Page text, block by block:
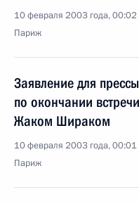
10 февраля 2003 года, 00:02
Париж
Заявление для
по окончании
Жаком Шираком
10 февраля 2003 года, 00:01
Париж